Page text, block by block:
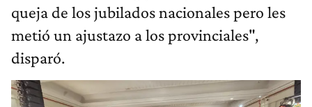
queja de los jubilados nacionales pero les
metió un ajustazo a los provinciales",
disparó.